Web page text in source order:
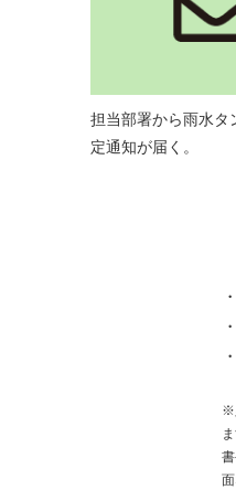
担当部署から雨水タ
定通知が届く。
※